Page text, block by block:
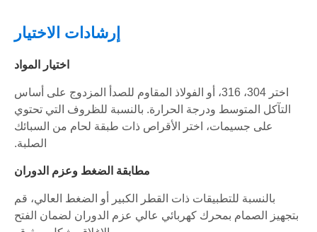
إرشادات الاختيار
اختيار المواد
اختر 304، 316، أو الفولاذ المقاوم للصدأ المزدوج على أساس
التآكل المتوسط ​​ودرجة الحرارة. بالنسبة للظروف التي تحتوي
على جسيمات، اختر الأقراص ذات طبقة لحام من السبائك
الصلبة.
مطابقة الضغط وعزم الدوران
بالنسبة للتطبيقات ذات القطر الكبير أو الضغط العالي، قم
بتجهيز الصمام بمحرك كهربائي عالي عزم الدوران لضمان الفتح